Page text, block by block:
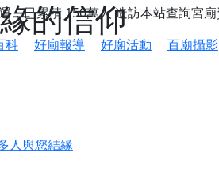
的信仰
，已累積 150萬人造訪本站查詢宮
科 好廟報導 好廟活動 百廟攝影